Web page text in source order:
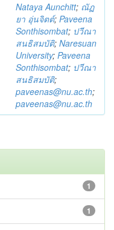
Nataya Aunchitt; ณัฏ
ยา อุ่นจิตต์; Paveena
Sonthisombat; ปวีณา
สนธิสมบัติ; Naresuan
University; Paveena
Sonthisombat; ปวีณา
สนธิสมบัติ;
paveenas@nu.ac.th;
paveenas@nu.ac.th
1
1